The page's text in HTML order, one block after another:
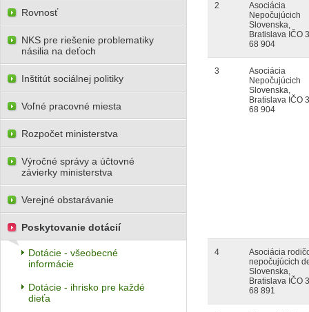
2
Asociácia
Nepočujúcich
Slovenska,
Bratislava IČO
68 904
3
Asociácia
Nepočujúcich
Slovenska,
Bratislava IČO
68 904
4
Asociácia
nepočujúcich
Slovenska,
Bratislava IČO
68 891
Rovnosť
NKS pre riešenie problematiky
násilia na deťoch
Inštitút sociálnej politiky
Voľné pracovné miesta
Rozpočet ministerstva
Výročné správy a účtovné
závierky ministerstva
Verejné obstarávanie
Poskytovanie dotácií
Dotácie - všeobecné
informácie
Dotácie - ihrisko pre každé
dieťa